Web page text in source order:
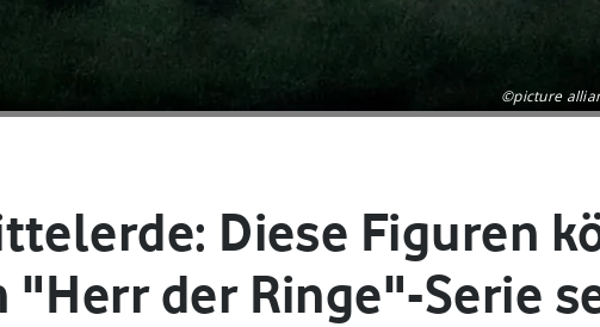
©picture
Diese Figuren
"Herr der Ringe"-Serie